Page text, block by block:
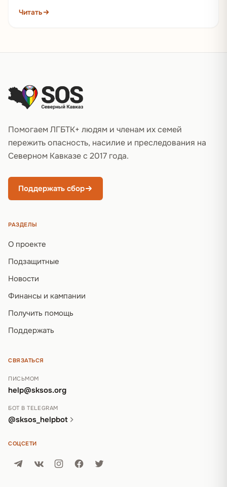
Читать
Помогаем ЛГБТК+ людям и членам их семей
пережить опасность, насилие и преследования на
Северном Кавказе с 2017 года.
Поддержать сбор
РАЗДЕЛЫ
О проекте
Подзащитные
Новости
Финансы и кампании
Получить помощь
Поддержать
СВЯЗАТЬСЯ
ПИСЬМОМ
help@sksos.org
БОТ В TELEGRAM
@sksos_helpbot
СОЦСЕТИ